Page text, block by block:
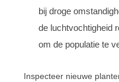
bij droge
de luchtvochtigheid
om de populatie te
Inspecteer nieuwe